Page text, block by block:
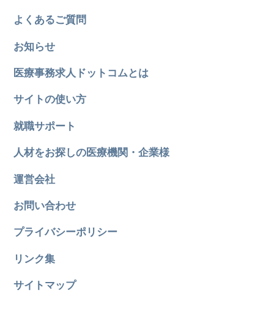
よくあるご質問
お知らせ
医療事務求人ドットコムとは
サイトの使い方
就職サポート
人材をお探しの医療機関・企業様
運営会社
お問い合わせ
プライバシーポリシー
リンク集
サイトマップ